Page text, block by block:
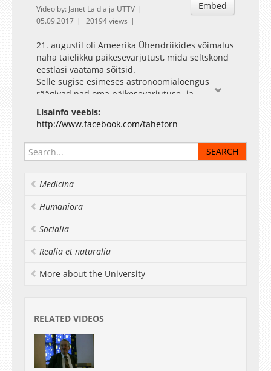
Embed
Video by: Janet Laidla ja UTTV
05.09.2017
20194 views
21. augustil oli Ameerika Ühendriikides võimalus
näha täielikku päikesevarjutust, mida seltskond
eestlasi vaatama sõitsid.
Selle sügise esimeses astronoomialoengus
räägivad nad oma päikesevarjutuse- ja
reisimuljetest.
Lisainfo veebis:
http://www.facebook.com/tahetorn
Medicina
Humaniora
Socialia
Realia et naturalia
More about the University
RELATED VIDEOS